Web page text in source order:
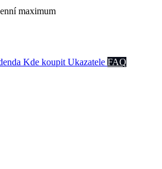
maximum
Kde koupit Ukazatele FAQ